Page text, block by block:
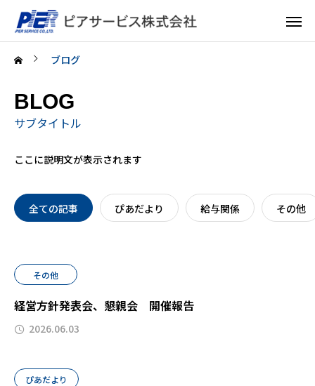
ブログ
BLOG
サブタイトル
ここに説明文が表示されます
全ての記事 ぴあだより 給与関係 その他
その他
経営方針発表会、懇親会 開催報告
2026.06.03
ぴあだより